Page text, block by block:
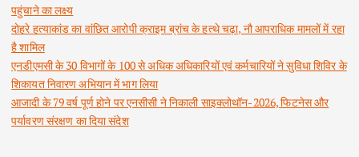
पहुंचाने का लक्ष्य
दोहरे हत्याकांड का वांछित आरोपी क्राइम ब्रांच के हत्थे चढ़ा, नौ आपराधिक मामलों में रहा
है शामिल
एनडीएमसी के 30 विभागों के 100 से अधिक अधिकारियों एवं कर्मचारियों ने सुविधा शिविर के
शिकायत निवारण अभियान में भाग लिया
आजादी के 79 वर्ष पूर्ण होने पर एनसीसी ने निकाली साइक्लोथॉन-2026, फिटनेस और
पर्यावरण संरक्षण का दिया संदेश